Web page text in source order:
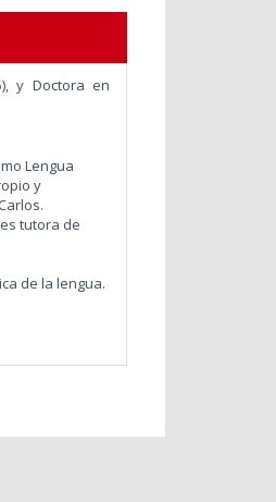
y Doctora en
Lengua
y
tutora de
de la lengua.